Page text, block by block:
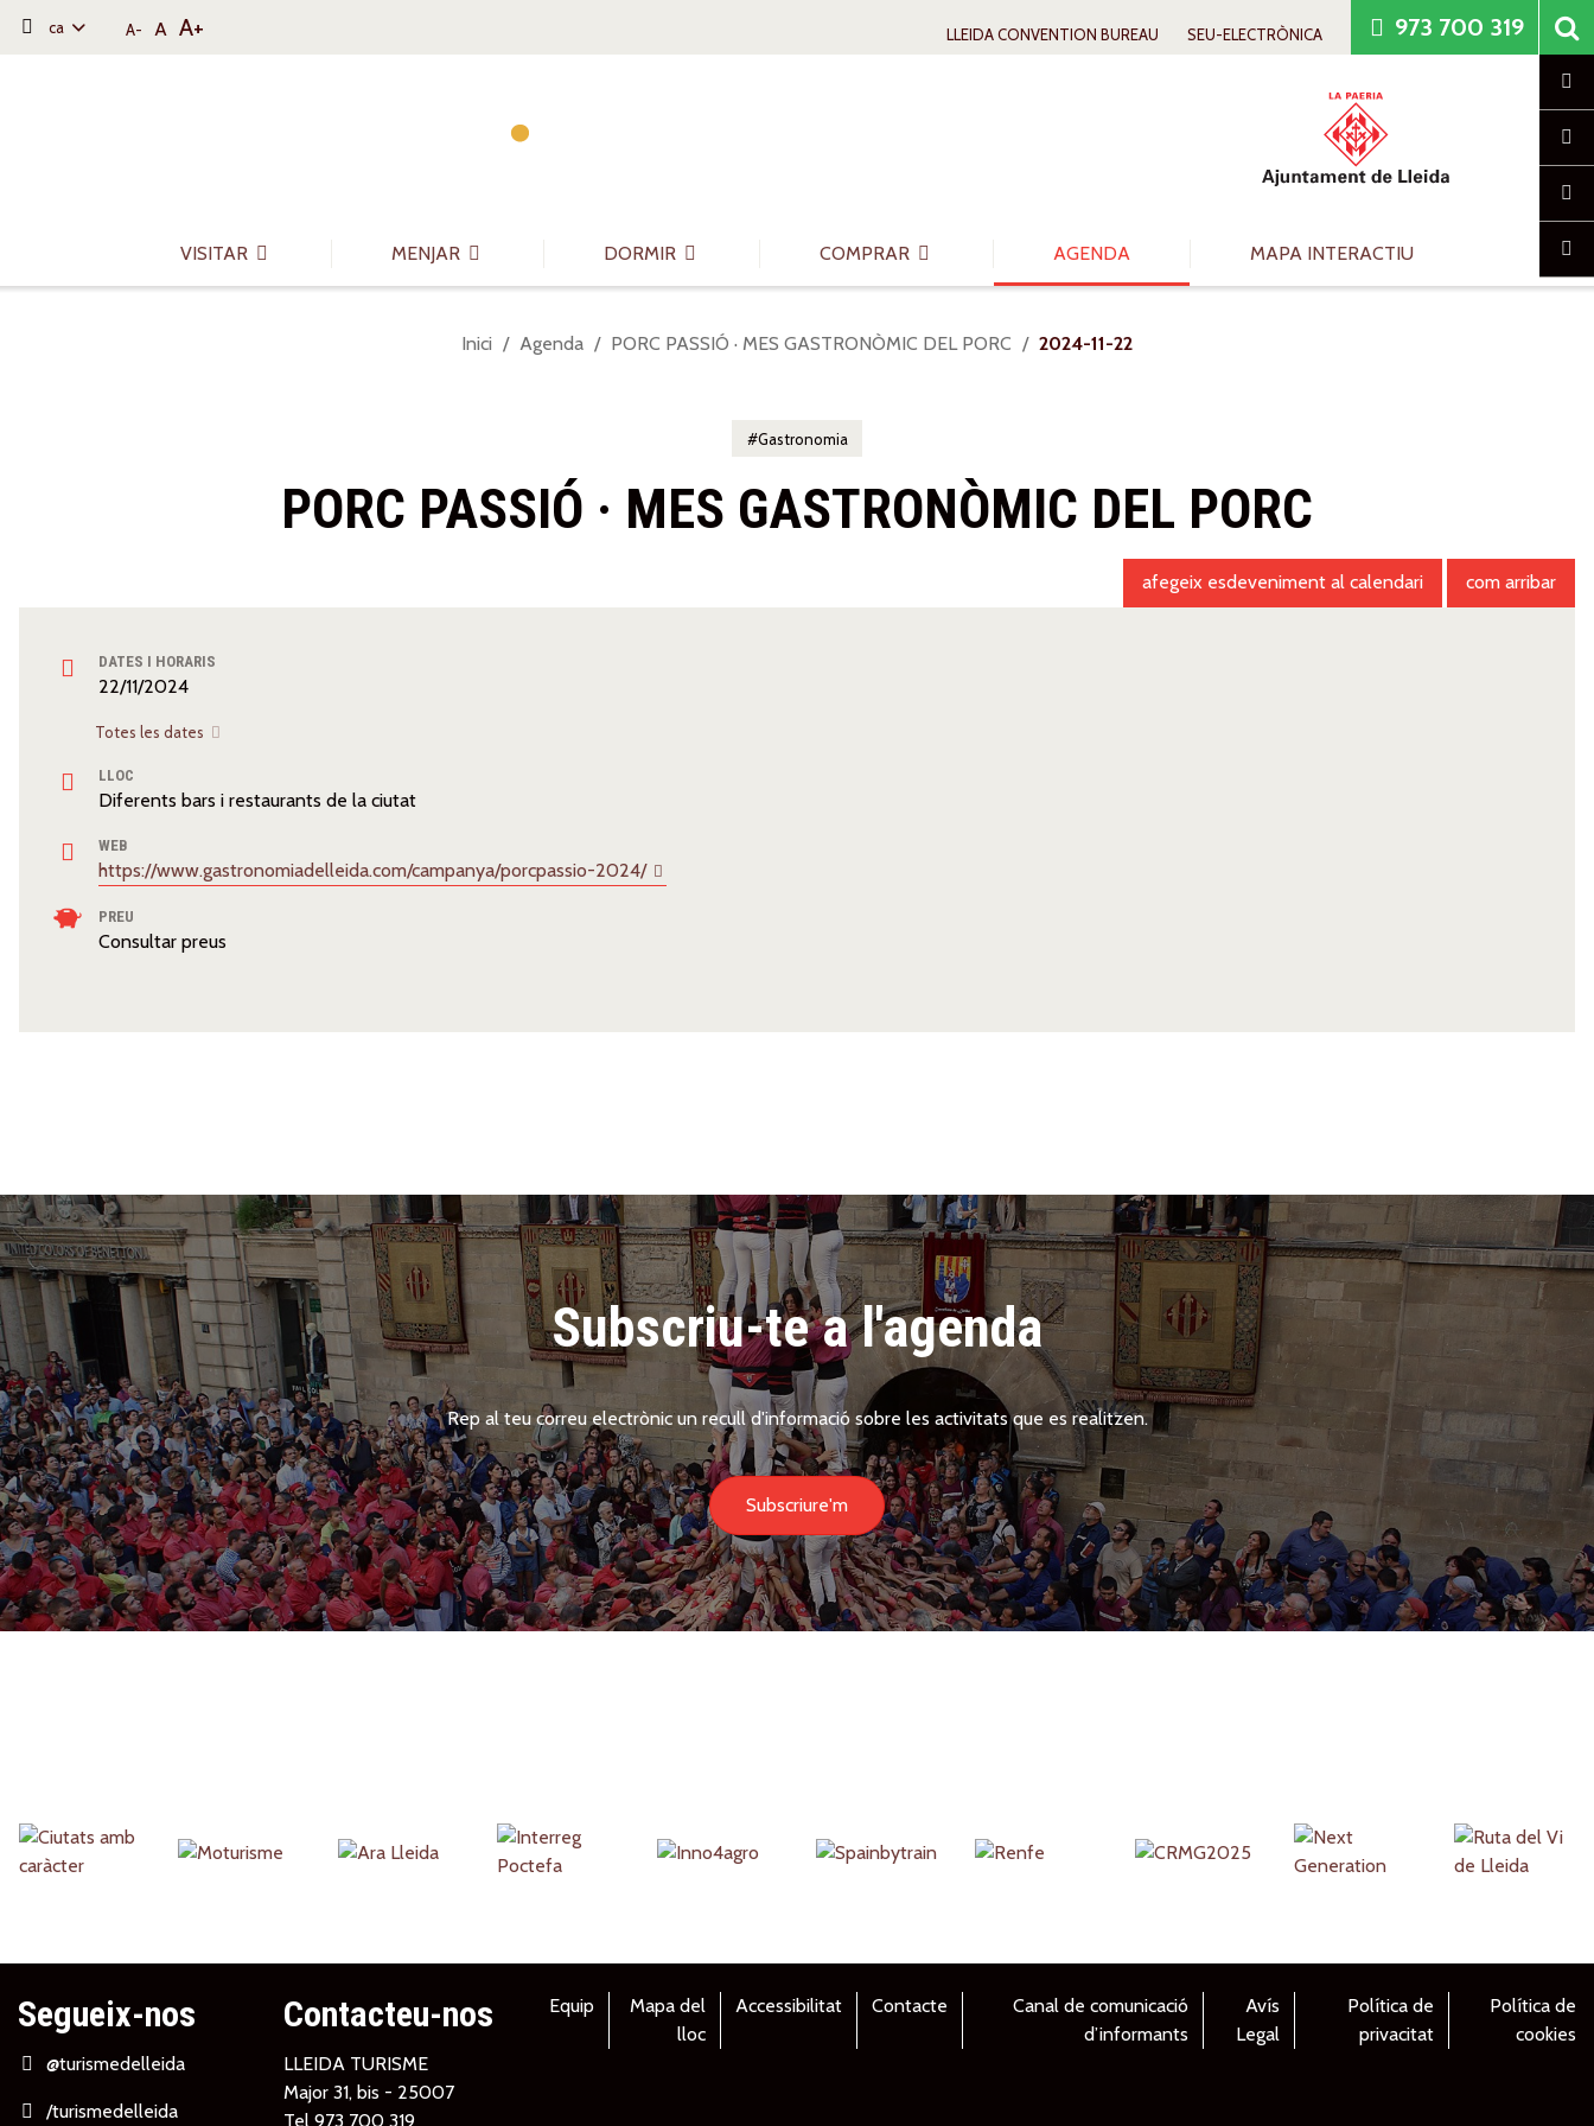
ca A- A A+ LLEIDA CONVENTION BUREAU SEU-ELECTRÒNICA 973 700 319
VISITAR MENJAR DORMIR COMPRAR AGENDA MAPA INTERACTIU
Sou
Inici Agenda PORC PASSIÓ · MES GASTRONÒMIC DEL PORC 2024-11-22
Gastronomia
PORC PASSIÓ · MES GASTRONÒMIC DEL PORC
DATES I HORARIS
22/11/2024
Totes les dates
LLOC
Diferents bars i restaurants de la ciutat
WEB
https://www.gastronomiadelleida.com/campanya/porcpassio-2024/
PREU
Consultar preus
afegeix esdeveniment al calendari com arribar
Subscriu-te a l'agenda
Rep al teu correu electrònic un recull d'informació sobre les activitats que es realitzen.
Subscriure'm
Partners
Segueix-nos
@turismedelleida
/turismedelleida
Contacteu-nos
LLEIDA TURISME
Major 31, bis - 25007
Tel 973 700 319
Equip
Mapa del
lloc
Accessibilitat Contacte
Canal de comunicació
d’informants
Avís
Legal
Política de
privacitat
Política de
cookies